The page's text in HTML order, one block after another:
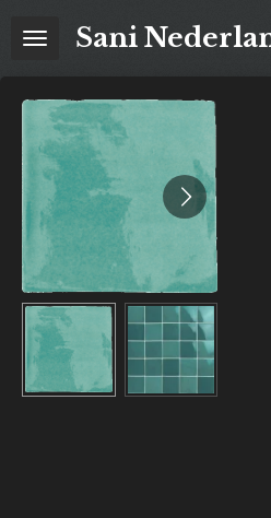
direct
hoofdinhoud